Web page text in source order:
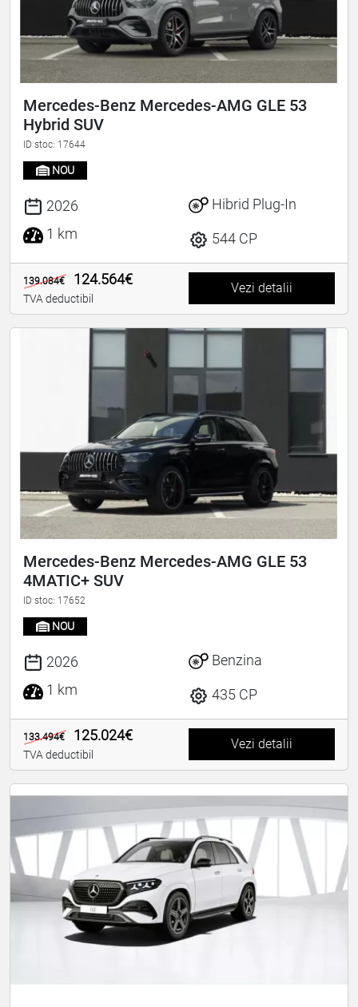
Mercedes-Benz Mercedes-AMG GLE 53
Hybrid SUV
ID stoc: 17644
NOU
2026
1 km
Hibrid Plug-In
544 CP
139.084€ 124.564€
TVA deductibil
Vezi detalii
Mercedes-Benz Mercedes-AMG GLE 53
4MATIC+ SUV
ID stoc: 17652
NOU
2026
1 km
Benzina
435 CP
133.494€ 125.024€
TVA deductibil
Vezi detalii